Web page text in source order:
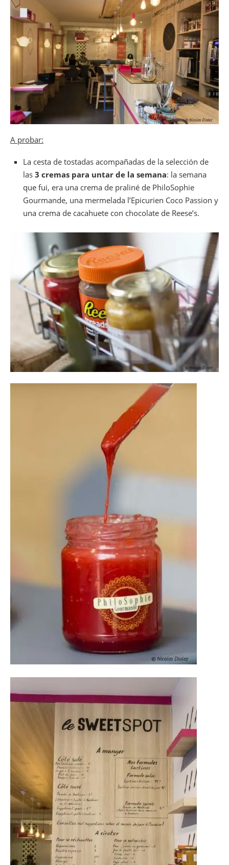
A probar:
La cesta de tostadas acompañadas de la selección de
las 3 cremas para untar de la semana: la semana
que fui, era una crema de praliné de PhiloSophie
Gourmande, una mermelada l’Epicurien Coco Passion y
una crema de cacahuete con chocolate de Reese’s.